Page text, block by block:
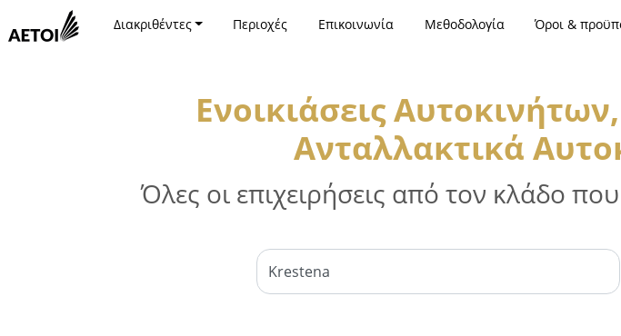
Διακριθέντες Περιοχές Επικοινωνία Μεθοδολογία Όροι &
Ενοικιάσεις
Ανταλλακτικά
Όλες οι επιχειρήσεις από τον κλάδο